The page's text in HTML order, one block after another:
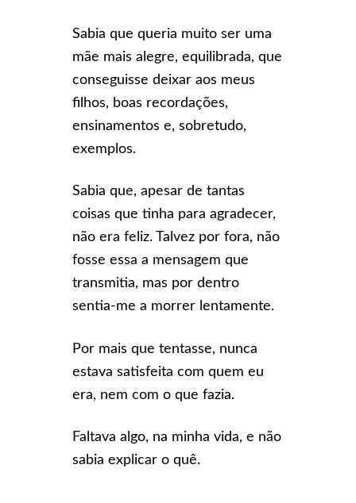
Sabia que queria muito ser uma
mãe mais alegre, equilibrada, que
conseguisse deixar aos meus
filhos, boas recordações,
ensinamentos e, sobretudo,
exemplos.
Sabia que, apesar de tantas
coisas que tinha para agradecer,
não era feliz. Talvez por fora, não
fosse essa a mensagem que
transmitia, mas por dentro
sentia-me a morrer lentamente.
Por mais que tentasse, nunca
estava satisfeita com quem eu
era, nem com o que fazia.
Faltava algo, na minha vida, e não
sabia explicar o quê.